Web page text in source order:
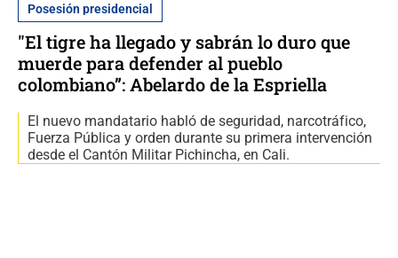
Posesión presidencial
"El tigre ha llegado y sabrán lo duro que
muerde para defender al pueblo
colombiano”: Abelardo de la Espriella
El nuevo mandatario habló de seguridad, narcotráfico,
Fuerza Pública y orden durante su primera intervención
desde el Cantón Militar Pichincha, en Cali.